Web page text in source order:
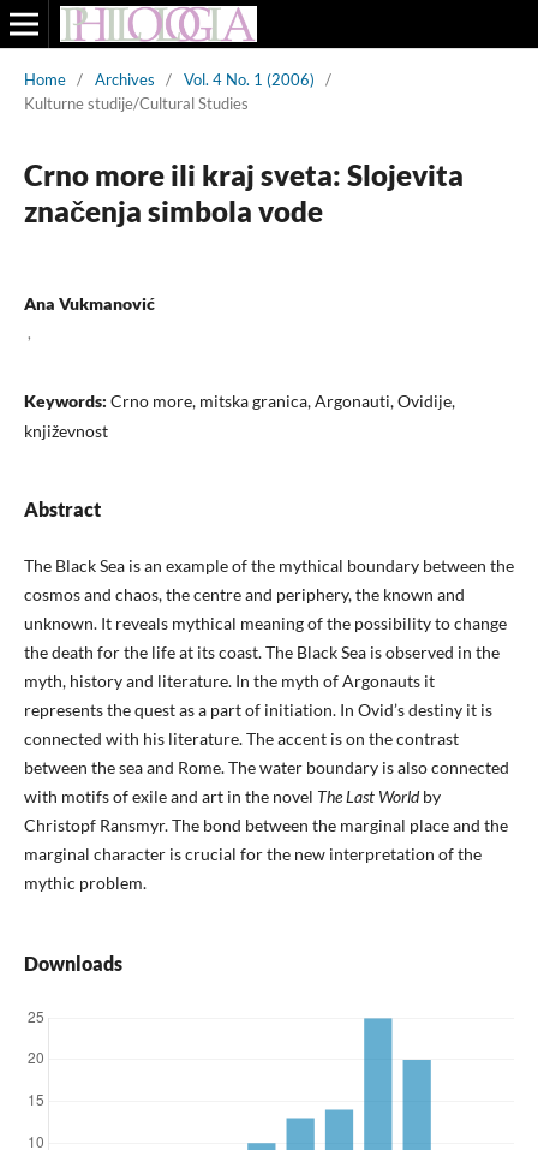
Home / Archives / Vol. 4 No. 1 (2006)
/
Kulturne studije/Cultural Studies
Crno more ili kraj sveta: Slojevita
značenja simbola vode
Ana Vukmanović
,
Keywords: Crno more, mitska granica, Argonauti, Ovidije,
književnost
Abstract
The Black Sea is an example of the mythical boundary between the
cosmos and chaos, the centre and periphery, the known and
unknown. It reveals mythical meaning of the possibility to change
the death for the life at its coast. The Black Sea is observed in the
myth, history and literature. In the myth of Argonauts it
represents the quest as a part of initiation. In Ovid’s destiny it is
connected with his literature. The accent is on the contrast
between the sea and Rome. The water boundary is also connected
with motifs of exile and art in the novel The Last Worldby
Christopf Ransmyr. The bond between the marginal place and the
marginal character is crucial for the new interpretation of the
mythic problem.
Downloads